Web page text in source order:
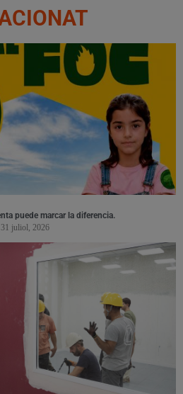
puede marcar la diferencia.
31 juliol, 2026